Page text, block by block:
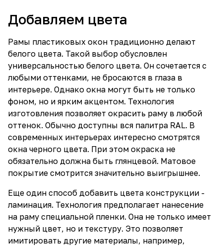
Добавляем цвета
Рамы пластиковых окон традиционно делают
белого цвета. Такой выбор обусловлен
универсальностью белого цвета. Он сочетается с
любыми оттенками, не бросаются в глаза в
интерьере. Однако окна могут быть не только
фоном, но и ярким акцентом. Технология
изготовления позволяет окрасить раму в любой
оттенок. Обычно доступны вся палитра RAL. В
современных интерьерах интересно смотрятся
окна черного цвета. При этом окраска не
обязательно должна быть глянцевой. Матовое
покрытие смотрится значительно выигрышнее.
Еще один способ добавить цвета конструкции -
ламинация. Технология предполагает нанесение
на раму специальной пленки. Она не только имеет
нужный цвет, но и текстуру. Это позволяет
имитировать другие материалы, например,